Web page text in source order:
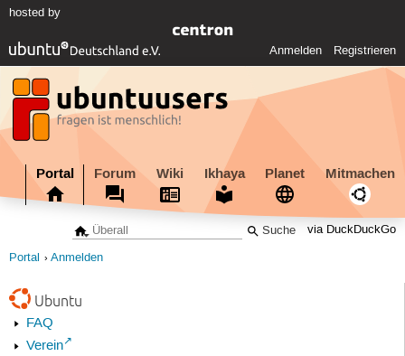
hosted by
Anmelden Registrieren
Portal Forum Wiki Ikhaya Planet Mitmachen
via DuckDuckGo
Portal Anmelden
Ubuntu
FAQ
Verein